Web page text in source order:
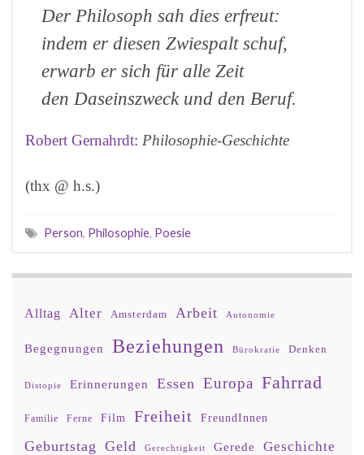
Der Philosoph sah dies erfreut:
indem er diesen Zwiespalt schuf,
erwarb er sich für alle Zeit
den Daseinszweck und den Beruf.
Robert Gernahrdt: Philosophie-Geschichte
(thx @ h.s.)
Person, Philosophie, Poesie
Alltag Alter Amsterdam Arbeit Autonomie
Begegnungen Beziehungen Bürokratie Denken
Distopie Erinnerungen Essen Europa Fahrrad
Familie Ferne Film Freiheit FreundInnen
Geburtstag Geld Gerechtigkeit Gerede Geschichte